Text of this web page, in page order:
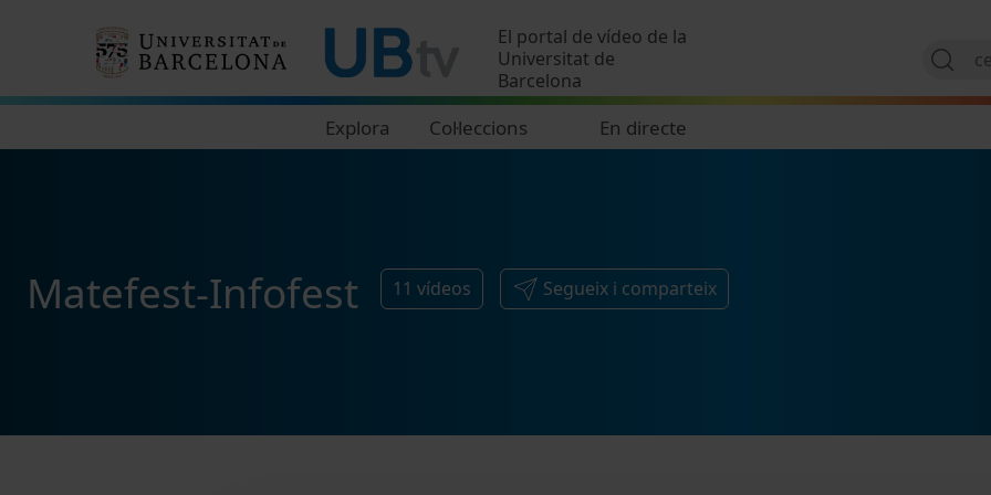
El portal de vídeo de la
Universitat de
Barcelona
Explora Col·leccions En directe
Matefest-Infofest 11 vídeos Segueix i comparteix